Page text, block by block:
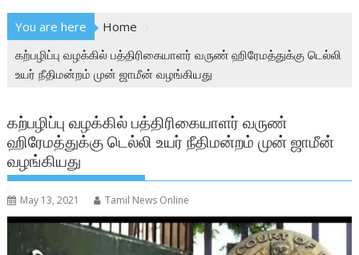
You are here
Home
கற்பழிப்பு வழக்கில் பத்திரிகையாளர் வருண் ஹிரேமத்துக்கு டெல்லி
உயர் நீதிமன்றம் முன் ஜாமீன் வழங்கியது
கற்பழிப்பு வழக்கில் பத்திரிகையாளர் வருண்
ஹிரேமத்துக்கு டெல்லி உயர் நீதிமன்றம் முன் ஜாமீன்
வழங்கியது
May 13, 2021 Tamil News Online